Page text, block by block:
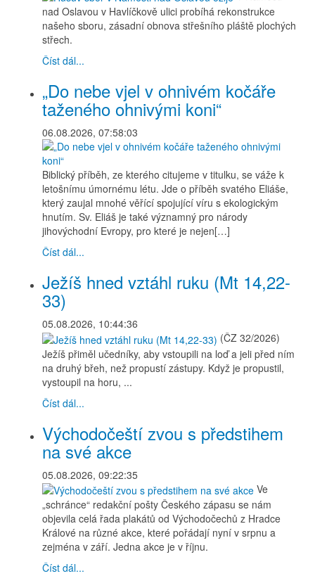
nad Oslavou v Havlíčkově ulici probíhá rekonstrukce
našeho sboru, zásadní obnova střešního pláště plochých
střech.
Číst dál...
„Do nebe vjel v ohnivém kočáře
taženého ohnivými koni“
06.08.2026, 07:58:03
Biblický příběh, ze kterého citujeme v titulku, se váže k
letošnímu úmornému létu. Jde o příběh svatého Eliáše,
který zaujal mnohé věřící spojující víru s ekologickým
hnutím. Sv. Eliáš je také významný pro národy
jihovýchodní Evropy, pro které je nejen[…]
Číst dál...
Ježíš hned vztáhl ruku (Mt 14,22-
33)
05.08.2026, 10:44:36
(ČZ 32/2026)
Ježíš přiměl učedníky, aby vstoupili na loď a jeli před ním
na druhý břeh, než propustí zástupy. Když je propustil,
vystoupil na horu, ...
Číst dál...
Východočeští zvou s předstihem
na své akce
05.08.2026, 09:22:35
Ve
„schránce“ redakční pošty Českého zápasu se nám
objevila celá řada plakátů od Východočechů z Hradce
Králové na různé akce, které pořádají nyní v srpnu a
zejména v září. Jedna akce je v říjnu.
Číst dál...